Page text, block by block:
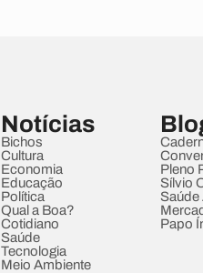
Notícias
Bichos
Cultura
Economia
Educação
Política
Qual a Boa?
Cotidiano
Saúde
Tecnologia
Meio Ambiente
Pleno
Sílvio
Saúde
Papo